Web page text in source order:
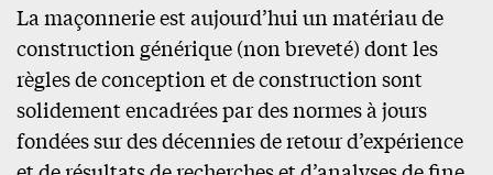
La maçonnerie est aujourd’hui un matériau de
construction générique (non breveté) dont les
règles de conception et de construction sont
solidement encadrées par des normes à jours
fondées sur des décennies de retour d’expérience